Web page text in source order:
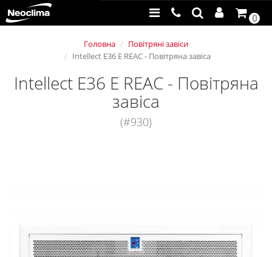
0
Головна
Повітряні завіси
Intellect E36 E REAC - Повітряна завіса
Intellect E36 E REAC - Повітряна
завіса
(#930)